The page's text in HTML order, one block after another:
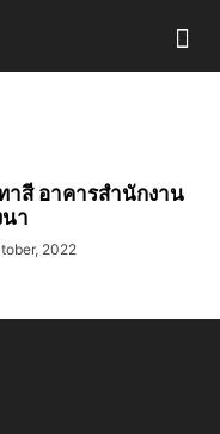
าสี อาคารสำนักงาน
า
2022